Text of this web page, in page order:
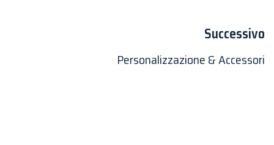
Successivo
Personalizzazione & Accessori